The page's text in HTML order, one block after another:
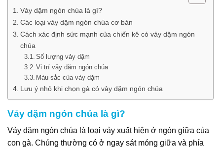
Vảy dặm ngón chúa là gì?
Các loại vảy dặm ngón chúa cơ bản
Cách xác định sức mạnh của chiến kê có vảy dặm ngón
chúa
Số lượng vảy dặm
Vị trí vảy dặm ngón chúa
Màu sắc của vảy dặm
Lưu ý nhỏ khi chọn gà có vảy dặm ngón chúa
Vảy dặm ngón chúa là gì?
Vảy dặm ngón chúa là loại vảy xuất hiện ở ngón giữa của
con gà. Chúng thường có ở ngay sát móng giữa và phía